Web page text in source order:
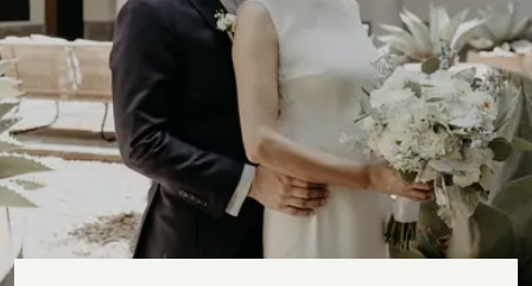
Blog
Contacto
ES